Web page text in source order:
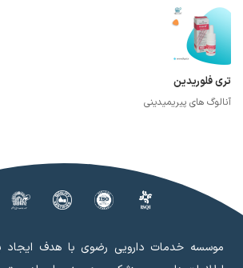
تری فلوریدین
آنالوگ های پیریمیدینی
موسسه خدمات دارویی رضوی با هدف ایجاد